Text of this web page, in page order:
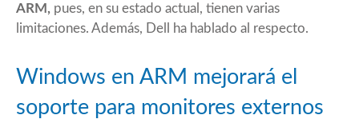
ARM, pues, en su estado actual, tienen varias
limitaciones. Además, Dell ha hablado al respecto.
Windows en ARM mejorará el
soporte para monitores externos